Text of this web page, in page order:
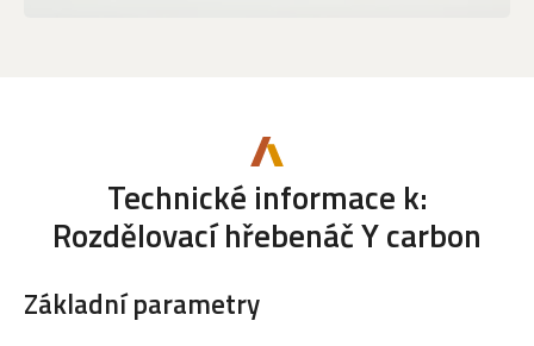
Technické informace k:
Rozdělovací hřebenáč Y carbon
Základní parametry